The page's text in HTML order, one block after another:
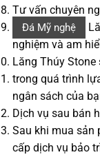
Tư vấn chuyên
Đá Mỹ nghệ
nghiệm và am
Lăng Thúy
trong quá trình
ngân sách của
Dịch vụ sau bán
Sau khi mua sản
cấp dịch vụ bảo